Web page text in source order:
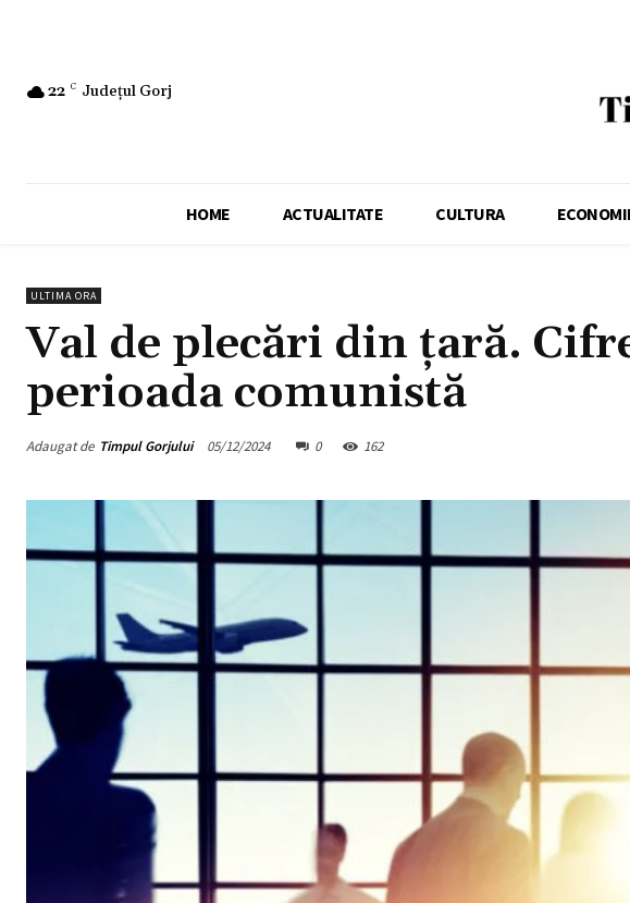
22 C Județul Gorj
HOME ACTUALITATE CULTURA
ULTIMA ORA
Val de plecări din țară.
perioada comunistă
Adaugat de Timpul Gorjului 05/12/2024 0 162